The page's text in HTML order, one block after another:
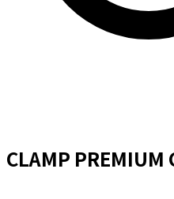
CLAMP PREMIUM